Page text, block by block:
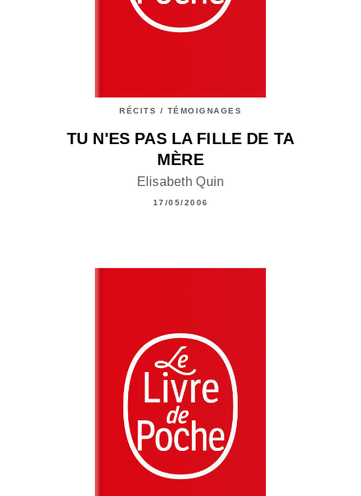
RÉCITS / TÉMOIGNAGES
TU N'ES PAS LA FILLE DE TA
MÈRE
Elisabeth Quin
17/05/2006